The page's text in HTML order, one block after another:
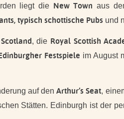
liegt die New Town aus
typisch schottische Pubs und
, die Royal Scottish
Festspiele im August
auf denArthur’s Seat,
Stätten. Edinburgh ist der